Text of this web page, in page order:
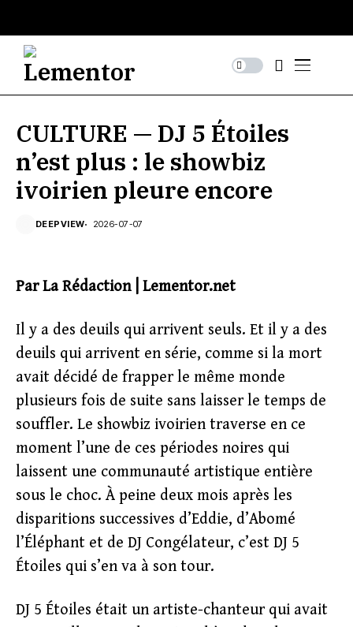
CULTURE — DJ 5 Étoiles
n’est plus : le showbiz
ivoirien pleure encore
DEEPVIEW 2026-07-07
Par La Rédaction | Lementor.net
Il y a des deuils qui arrivent seuls. Et il y a des
deuils qui arrivent en série, comme si la mort
avait décidé de frapper le même monde
plusieurs fois de suite sans laisser le temps de
souffler. Le showbiz ivoirien traverse en ce
moment l’une de ces périodes noires qui
laissent une communauté artistique entière
sous le choc. À peine deux mois après les
disparitions successives d’Eddie, d’Abomé
l’Éléphant et de DJ Congélateur, c’est DJ 5
Étoiles qui s’en va à son tour.
DJ 5 Étoiles était un artiste-chanteur qui avait